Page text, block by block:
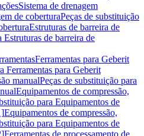
Sistema de drenagem
de coberturaPeças de substituição
Estruturas de barreira de
Estruturas de barreira de
Ferramentas para Geberit
Ferramentas para Geberit
manualPeças de substituição para
Equipamentos de compressão,
para Equipamentos de
Equipamentos de compressão,
para Equipamentos de
Ferramentas de processamento de